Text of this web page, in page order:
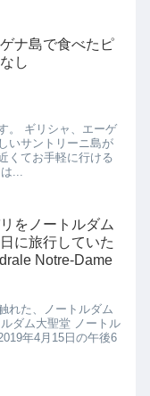
ナ島で食べたピ
し
。 ギリシャ、エーゲ
いサントリーニ島が
くてお手軽に行ける
...
をノートルダム
に旅行していた
Notre-Dame
れた、ノートルダム
ダム大聖堂 ノートル
年4月15日の午後6